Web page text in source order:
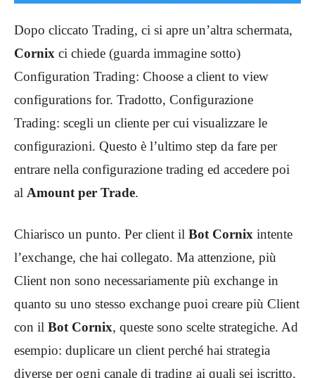
Dopo cliccato Trading, ci si apre un’altra schermata,
Cornix ci chiede (guarda immagine sotto)
Configuration Trading: Choose a client to view
configurations for. Tradotto, Configurazione
Trading: scegli un cliente per cui visualizzare le
configurazioni. Questo è l’ultimo step da fare per
entrare nella configurazione trading ed accedere poi
al Amount per Trade.
Chiarisco un punto. Per client il Bot Cornix intente
l’exchange, che hai collegato. Ma attenzione, più
Client non sono necessariamente più exchange in
quanto su uno stesso exchange puoi creare più Client
con il Bot Cornix, queste sono scelte strategiche. Ad
esempio: duplicare un client perché hai strategia
diverse per ogni canale di trading ai quali sei iscritto.